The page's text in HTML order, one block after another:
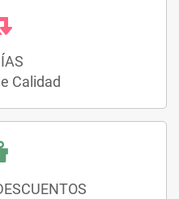
Calidad